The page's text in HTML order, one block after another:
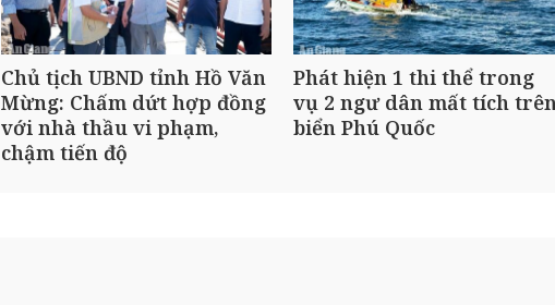
Chủ tịch UBND tỉnh Hồ Văn
Mừng: Chấm dứt hợp đồng
với nhà thầu vi phạm,
chậm tiến độ
Phát hiện 1 thi thể trong
vụ 2 ngư dân mất tích
biển Phú Quốc